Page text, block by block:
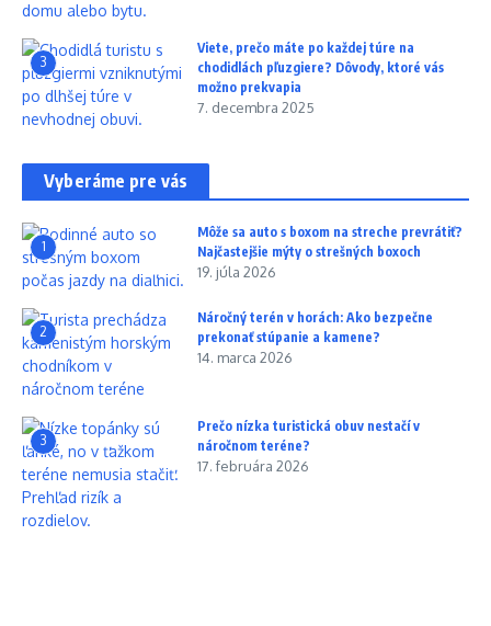
3
Viete, prečo máte po každej túre na
chodidlách pľuzgiere? Dôvody, ktoré vás
možno prekvapia
7. decembra 2025
Vyberáme pre vás
1
Môže sa auto s boxom na streche prevrátiť?
Najčastejšie mýty o strešných boxoch
19. júla 2026
2
Náročný terén v horách: Ako bezpečne
prekonať stúpanie a kamene?
14. marca 2026
3
Prečo nízka turistická obuv nestačí v
náročnom teréne?
17. februára 2026